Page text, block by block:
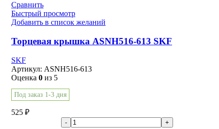
Сравнить
Быстрый просмотр
Добавить в список желаний
Торцевая крышка ASNH516-613 SKF
SKF
Артикул: ASNH516-613
Оценка 0 из 5
Под заказ 1-3 дня
525 ₽